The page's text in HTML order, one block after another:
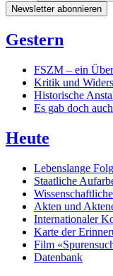
Newsletter abonnieren
Gestern
FSZM – ein
Kritik und
Historische
Es gab doch
Heute
Lebenslange
Staatliche
Akten und
Internationaler
Karte der
Film
Datenbank